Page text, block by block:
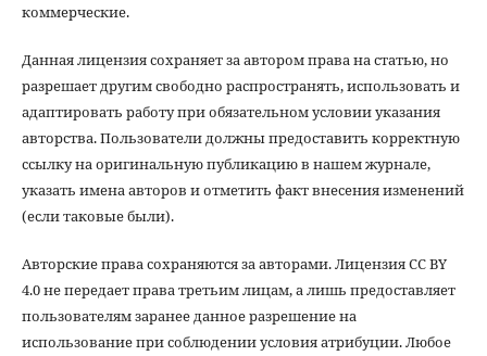
коммерческие.
Данная лицензия сохраняет за автором права на статью, но
разрешает другим свободно распространять, использовать и
адаптировать работу при обязательном условии указания
авторства. Пользователи должны предоставить корректную
ссылку на оригинальную публикацию в нашем журнале,
указать имена авторов и отметить факт внесения изменений
(если таковые были).
Авторские права сохраняются за авторами. Лицензия CC BY
4.0 не передает права третьим лицам, а лишь предоставляет
пользователям заранее данное разрешение на
использование при соблюдении условия атрибуции. Любое